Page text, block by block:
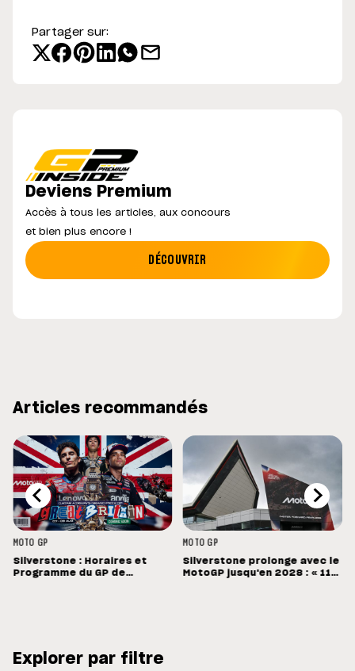
Partager sur:
Deviens Premium
Accès à tous les articles, aux concours
et bien plus encore !
DÉCOUVRIR
Articles recommandés
MOTO GP
Silverstone : Horaires et
Programme du GP de
MOTO GP
Silverstone prolonge avec le
MotoGP jusqu'en 2028 : « 11
Explorer par filtre